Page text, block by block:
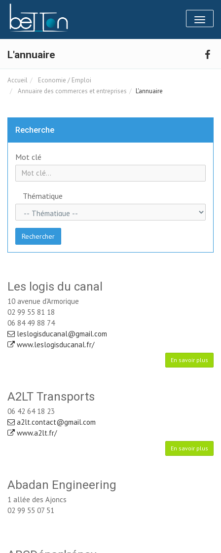
Toggle
L'annuaire
Accueil
Economie / Emploi
Annuaire des commerces et entreprises
L'annuaire
Recherche
Mot clé
Thématique
Rechercher
Les logis du canal
10 avenue d'Armorique
02 99 55 81 18
06 84 49 88 74
leslogisducanal@gmail.com
www.leslogisducanal.fr/
En savoir plus
A2LT Transports
06 42 64 18 23
a2lt.contact@gmail.com
www.a2lt.fr/
En savoir plus
Abadan Engineering
1 allée des Ajoncs
02 99 55 07 51
Panneau de gestion des cookies